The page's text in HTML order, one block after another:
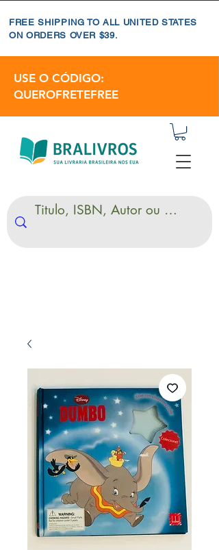
FREE SHIPPING TO ALL UNITED STATES
ON ORDERS OVER $39.
USE O CÓDIGO:
QUEROFRETEFREE